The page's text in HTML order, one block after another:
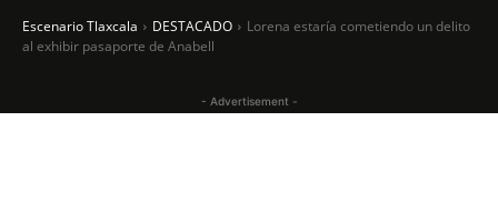
Escenario Tlaxcala DESTACADO
Lorena estaría cometiendo un delito
al exhibir pasaporte de Anabell
- Advertisement -